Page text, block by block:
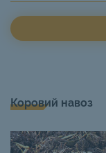
Коровий навоз